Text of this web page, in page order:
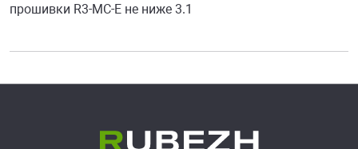
прошивки R3-МС-Е не ниже 3.1